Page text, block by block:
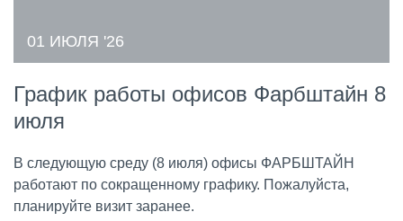
01 ИЮЛЯ '26
График работы офисов Фарбштайн 8
июля
В следующую среду (8 июля) офисы ФАРБШТАЙН
работают по сокращенному графику. Пожалуйста,
планируйте визит заранее.